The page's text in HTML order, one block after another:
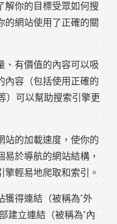
解你的目標受眾如何搜
的網站使用了正確的關
、有價值的內容可以吸
內容（包括使用正確的
）可以幫助搜索引擎更
站的加載速度，使你的
於導航的網站結構，
輕易地爬取和索引。
獲得連結（被稱為"外
建立連結（被稱為"內